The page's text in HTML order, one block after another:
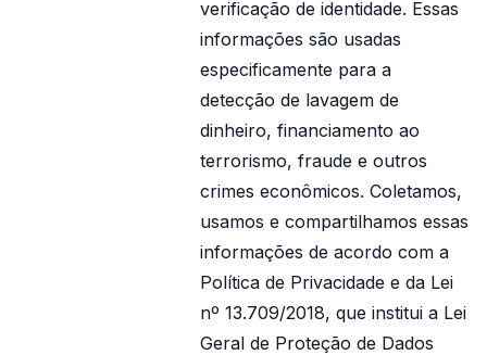
verificação de identidade. Essas
informações são usadas
especificamente para a
detecção de lavagem de
dinheiro, financiamento ao
terrorismo, fraude e outros
crimes econômicos. Coletamos,
usamos e compartilhamos essas
informações de acordo com a
Política de Privacidade e da Lei
nº 13.709/2018, que institui a Lei
Geral de Proteção de Dados